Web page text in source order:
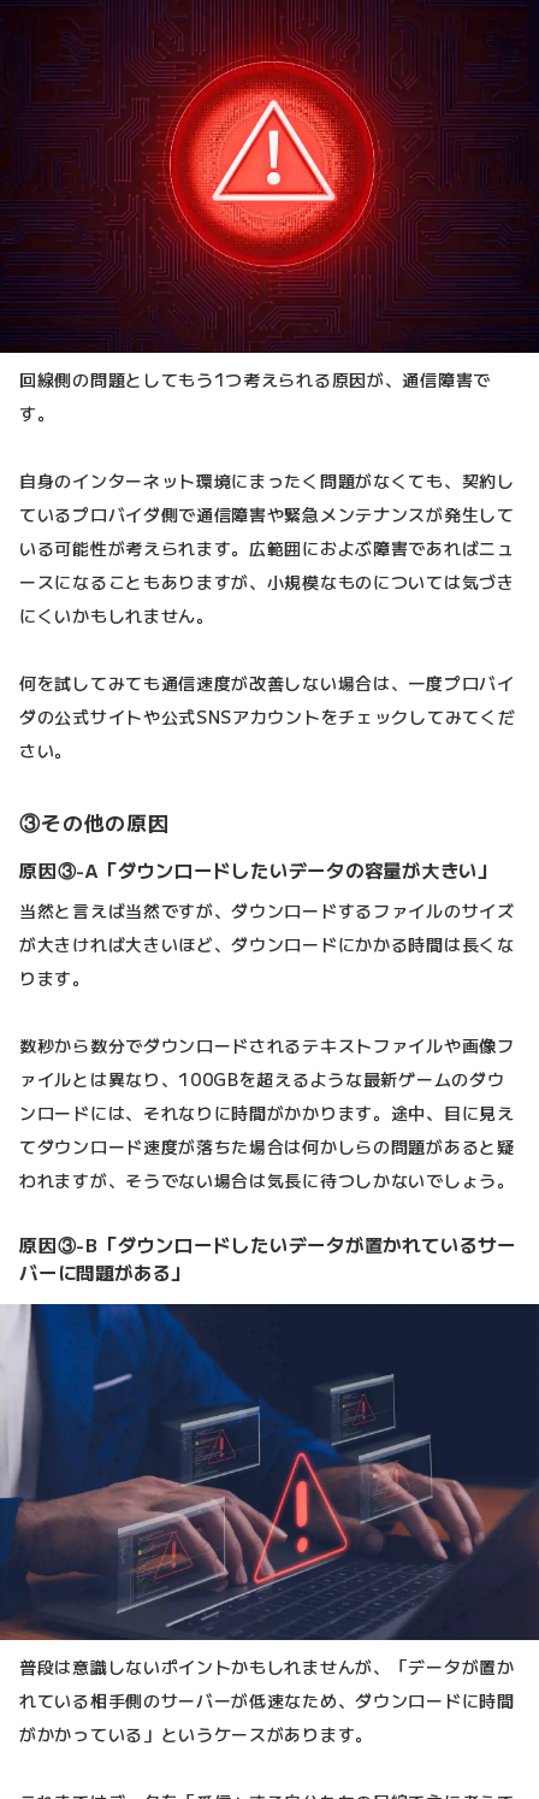
回線側の問題としてもう1つ考えられる原因が、通信障害で
す。
自身のインターネット環境にまったく問題がなくても、契約し
ているプロバイダ側で通信障害や緊急メンテナンスが発生して
いる可能性が考えられます。広範囲におよぶ障害であればニュ
ースになることもありますが、小規模なものについては気づき
にくいかもしれません。
何を試してみても通信速度が改善しない場合は、一度プロバイ
ダの公式サイトや公式SNSアカウントをチェックしてみてくだ
さい。
③その他の原因
原因③-A「ダウンロードしたいデータの容量が大きい」
当然と言えば当然ですが、ダウンロードするファイルのサイズ
が大きければ大きいほど、ダウンロードにかかる時間は長くな
ります。
数秒から数分でダウンロードされるテキストファイルや画像フ
ァイルとは異なり、100GBを超えるような最新ゲームのダウ
ンロードには、それなりに時間がかかります。途中、目に見え
てダウンロード速度が落ちた場合は何かしらの問題があると疑
われますが、そうでない場合は気長に待つしかないでしょう。
原因③-B「ダウンロードしたいデータが置かれているサー
バーに問題がある」
普段は意識しないポイントかもしれませんが、「データが置か
れている相手側のサーバーが低速なため、ダウンロードに時間
がかかっている」というケースがあります。